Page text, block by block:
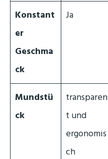
Konstant
er
Geschma
ck
Ja
Mundstü
ck
transparen
t und
ergonomis
ch